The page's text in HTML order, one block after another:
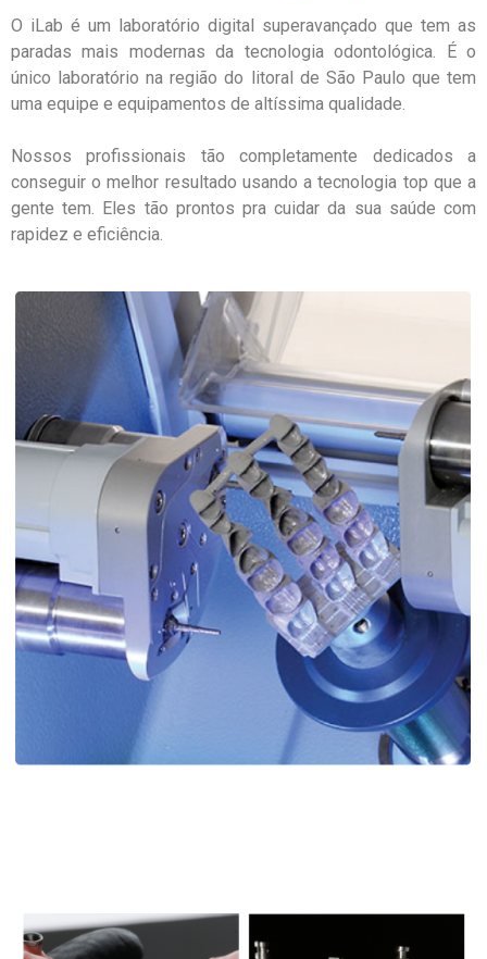
O iLab é um laboratório digital superavançado que tem as
paradas mais modernas da tecnologia odontológica. É o
único laboratório na região do litoral de São Paulo que tem
uma equipe e equipamentos de altíssima qualidade.
Nossos profissionais tão completamente dedicados a
conseguir o melhor resultado usando a tecnologia top que a
gente tem. Eles tão prontos pra cuidar da sua saúde com
rapidez e eficiência.